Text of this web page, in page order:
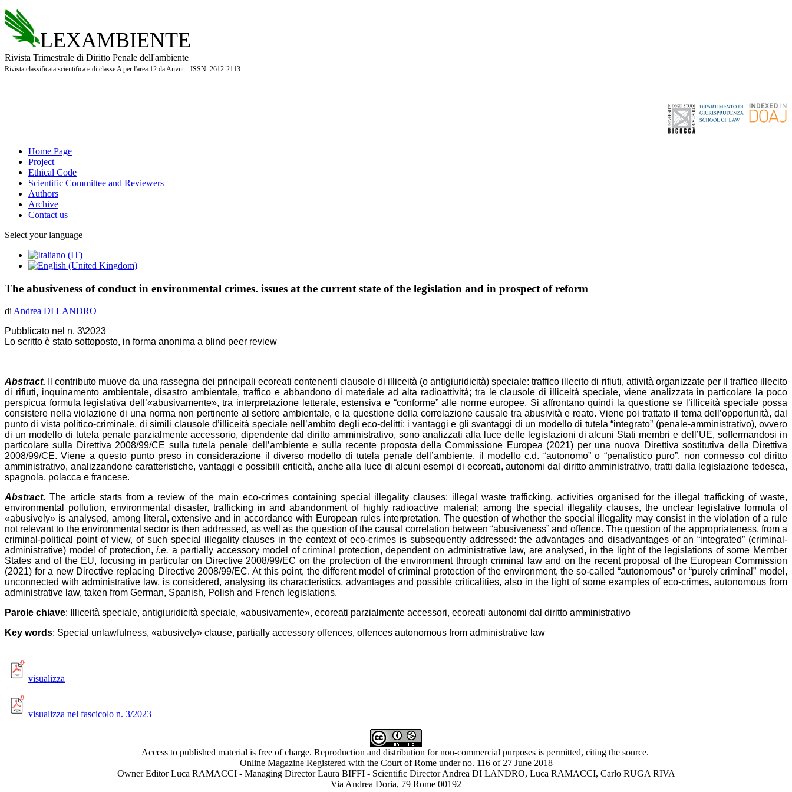
LEXAMBIENTE
Rivista Trimestrale di Diritto Penale dell'ambiente
Rivista classificata scientifica e di classe A per l'area 12 da Anvur - ISSN 2612-2113
Home Page
Project
Ethical Code
Scientific Committee and Reviewers
Authors
Archive
Contact us
Select your language
The abusiveness of conduct in environmental crimes. issues at the current state of the legislation and in prospect of reform
diAndrea DI LANDRO
Pubblicato nel n. 3\2023
Lo scritto è stato sottoposto, in forma anonima a blind peer review
Abstract.
Il contributo muove da una rassegna dei principali ecoreati contenenti clausole di illiceità (o antigiuridicità) speciale: traffico illecito di rifiuti, attività organizzate per il traffico illecito
di rifiuti, inquinamento ambientale, disastro ambientale, traffico e abbandono di materiale ad alta radioattività; tra le clausole di illiceità speciale, viene analizzata in particolare la poco
perspicua formula legislativa dell’«abusivamente», tra interpretazione letterale, estensiva e “conforme” alle norme europee. Si affrontano quindi la questione se l’illiceità speciale possa
consistere nella violazione di una norma non pertinente al settore ambientale, e la questione della correlazione causale tra abusività e reato. Viene poi trattato il tema dell’opportunità, dal
punto di vista politico-criminale, di simili clausole d’illiceità speciale nell’ambito degli eco-delitti: i vantaggi e gli svantaggi di un modello di tutela “integrato” (penale-amministrativo), ovvero
di un modello di tutela penale parzialmente accessorio, dipendente dal diritto amministrativo, sono analizzati alla luce delle legislazioni di alcuni Stati membri e dell’UE, soffermandosi in
particolare sulla Direttiva 2008/99/CE sulla tutela penale dell’ambiente e sulla recente proposta della Commissione Europea (2021) per una nuova Direttiva sostitutiva della Direttiva
2008/99/CE. Viene a questo punto preso in considerazione il diverso modello di tutela penale dell’ambiente, il modello c.d. “autonomo” o “penalistico puro”, non connesso col diritto
amministrativo, analizzandone caratteristiche, vantaggi e possibili criticità, anche alla luce di alcuni esempi di ecoreati, autonomi dal diritto amministrativo, tratti dalla legislazione tedesca,
spagnola, polacca e francese.
Abstract. The article starts from a review of the main eco-crimes containing special illegality clauses: illegal waste trafficking, activities organised for the illegal trafficking of waste,
environmental pollution, environmental disaster, trafficking in and abandonment of highly radioactive material; among the special illegality clauses, the unclear legislative formula of
«abusively» is analysed, among literal, extensive and in accordance with European rules interpretation. The question of whether the special illegality may consist in the violation of a rule
not relevant to the environmental sector is then addressed, as well as the question of the causal correlation between “abusiveness” and offence. The question of the appropriateness, from a
criminal-political point of view, of such special illegality clauses in the context of eco-crimes is subsequently addressed: the advantages and disadvantages of an “integrated” (criminal-
administrative) model of protection,i.e. a partially accessory model of criminal protection, dependent on administrative law, are analysed, in the light of the legislations of some Member
States and of the EU, focusing in particular on Directive 2008/99/EC on the protection of the environment through criminal law and on the recent proposal of the European Commission
(2021) for a new Directive replacing Directive 2008/99/EC. At this point, the different model of criminal protection of the environment, the so-called “autonomous” or “purely criminal” model,
unconnected with administrative law, is considered, analysing its characteristics, advantages and possible criticalities, also in the light of some examples of eco-crimes, autonomous from
administrative law, taken from German, Spanish, Polish and French legislations.
Parole chiave:
Illiceità speciale, antigiuridicità speciale, «abusivamente», ecoreati parzialmente accessori, ecoreati autonomi dal diritto amministrativo
Key words: Special unlawfulness, «abusively» clause, partially accessory offences, offences autonomous from administrative law
visualizza
visualizza nel fascicolo n. 3/2023
Access to published material is free of charge. Reproduction and distribution for non-commercial purposes is permitted, citing the source.
Online Magazine Registered with the Court of Rome under no. 116 of 27 June 2018
Owner Editor Luca RAMACCI - Managing Director Laura BIFFI - Scientific Director Andrea DI LANDRO, Luca RAMACCI, Carlo RUGA RIVA
Via Andrea Doria, 79 Rome 00192